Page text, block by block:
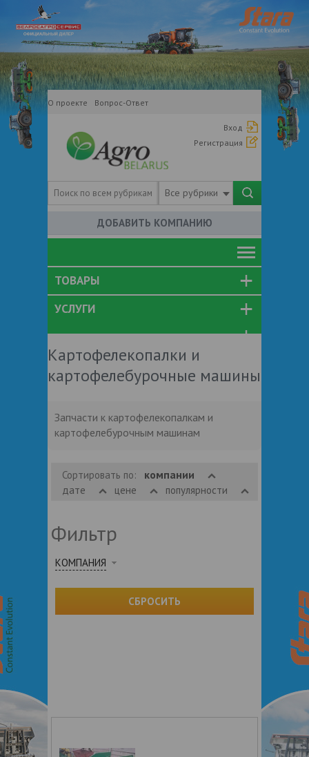
О проекте Вопрос-Ответ
Вход
Регистрация
Все рубрики
ДОБАВИТЬ КОМПАНИЮ
ТОВАРЫ
УСЛУГИ
Картофелекопалки и
картофелебурочные машины
Запчасти к картофелекопалкам и
картофелебурочным машинам
Сортировать по: компании
дате цене популярности
Фильтр
КОМПАНИЯ
СБРОСИТЬ